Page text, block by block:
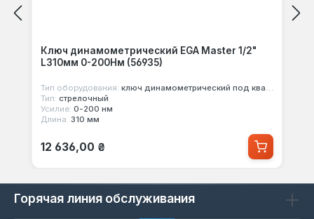
Ключ динамометрический EGA Master 1/2"
L310мм 0-200Нм (56935)
Тип оборудования: ключ динамометрический под квадрат
Тип: стрелочный
Усилие: 0-200 нм
Длина: 310 мм
Обычная цена:
12 636,00 ₴
Горячая линия обслуживания